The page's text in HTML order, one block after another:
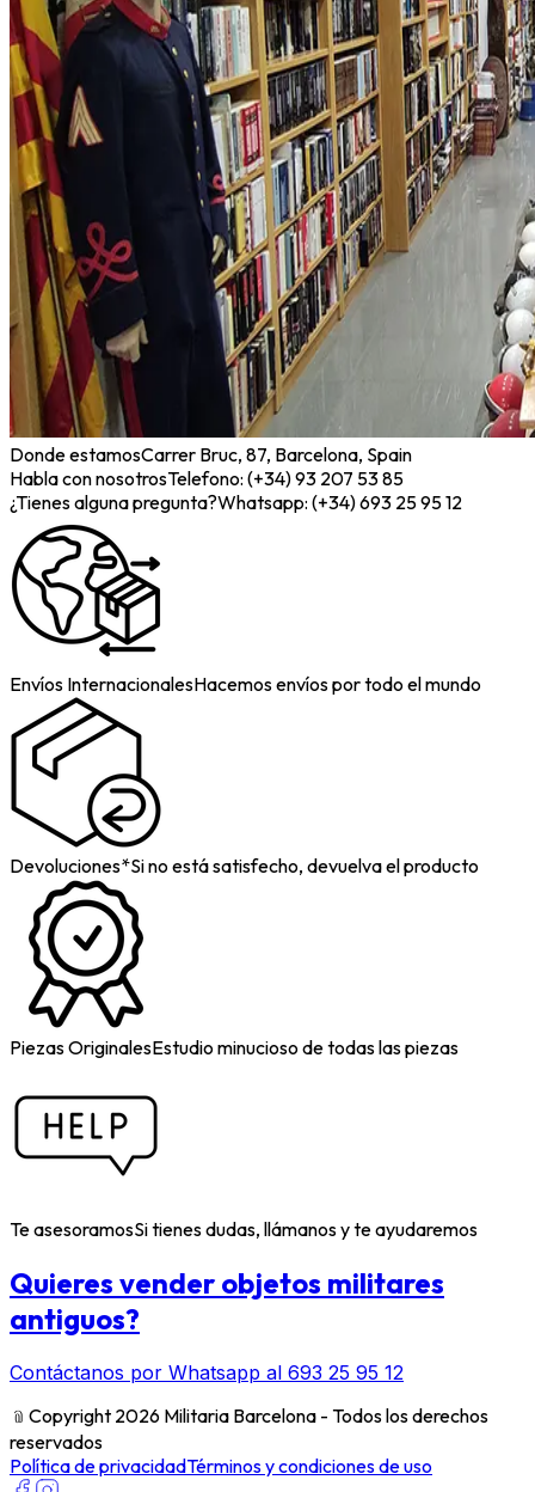
Donde estamosCarrer Bruc, 87, Barcelona, Spain
Habla con nosotrosTelefono: (+34) 93 207 53 85
¿Tienes alguna pregunta?Whatsapp: (+34) 693 25 95 12
Envíos InternacionalesHacemos envíos por todo el mundo
Devoluciones*Si no está satisfecho, devuelva el producto
Piezas OriginalesEstudio minucioso de todas las piezas
Te asesoramosSi tienes dudas, llámanos y te ayudaremos
Quieres vender objetos militares
antiguos?
Contáctanos por Whatsapp al 693 25 95 12
﹫ Copyright 2026 Militaria Barcelona - Todos los derechos
reservados
Política de privacidadTérminos y condiciones de uso